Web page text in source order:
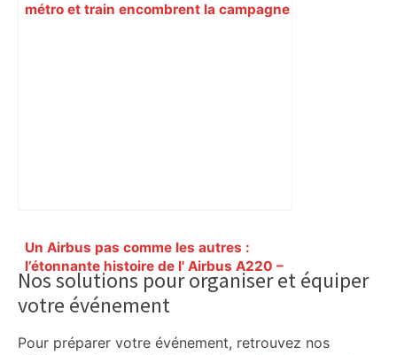
métro et train encombrent la campagne
Un Airbus pas comme les autres :
l’étonnante histoire de l' Airbus A220 –
ici.fr
Primary
Sidebar
Nos solutions pour organiser et équiper
votre événement
Pour préparer votre événement, retrouvez nos